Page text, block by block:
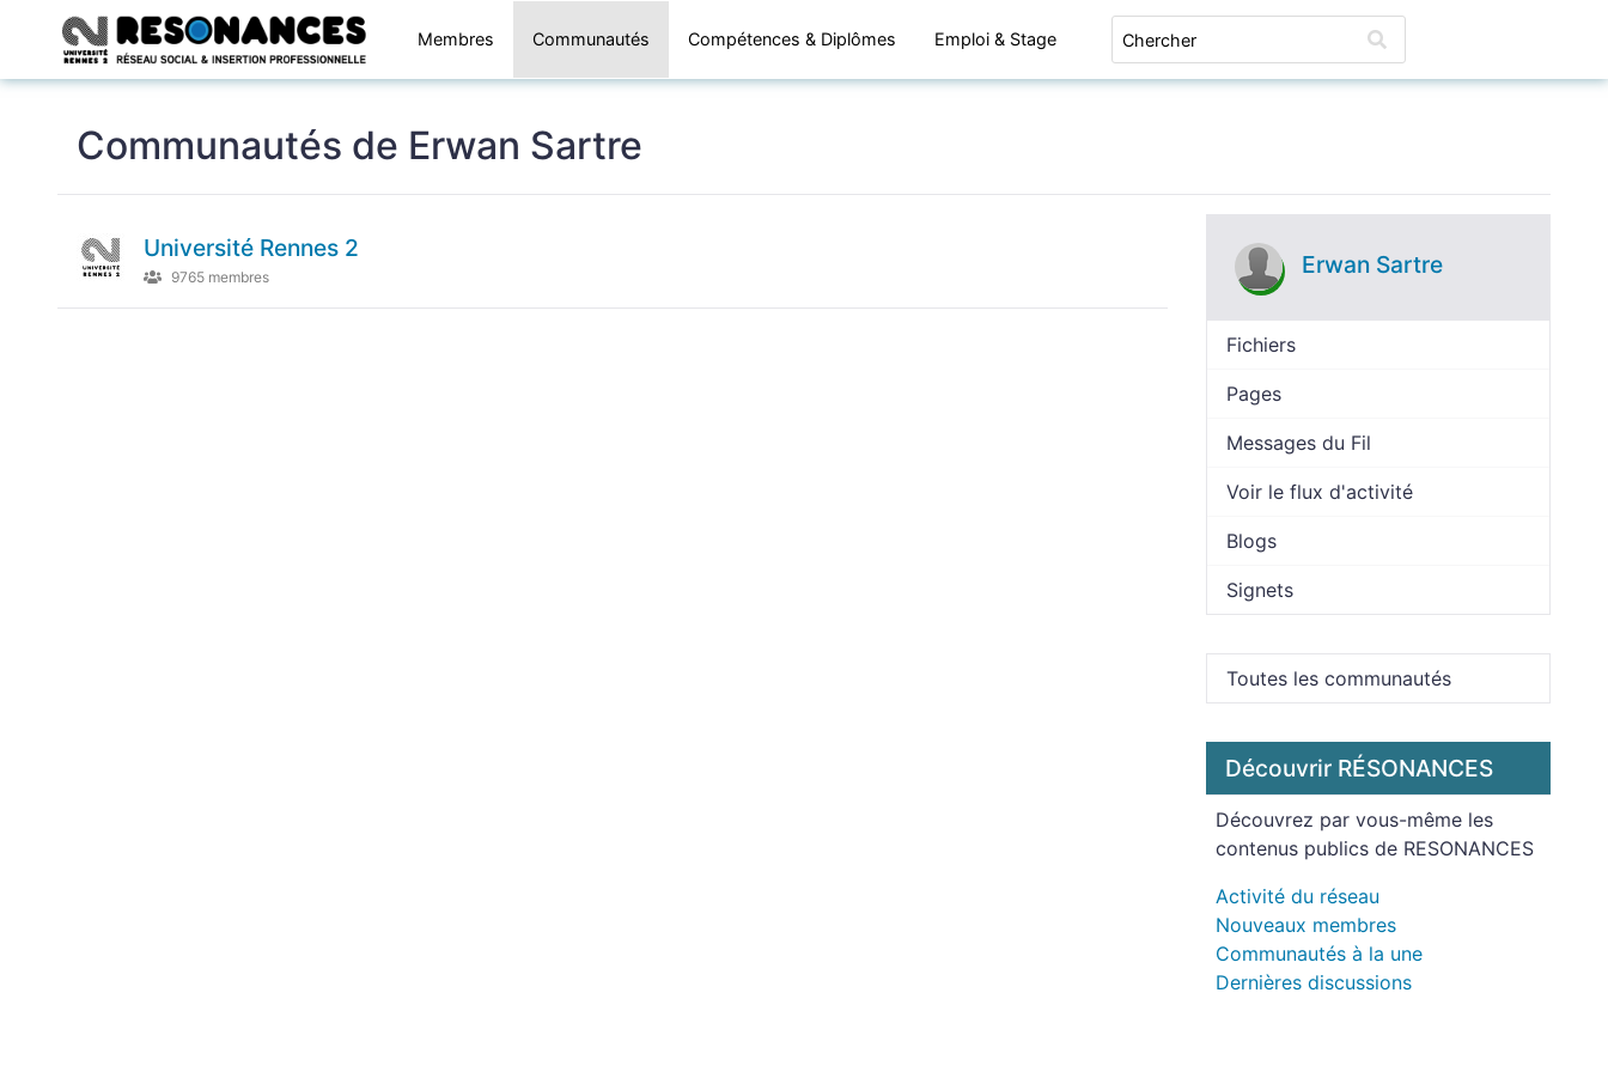
Membres Communautés Compétences & Diplômes Emploi & Stage
Communautés de Erwan Sartre
Université Rennes 2
9765 membres Erwan Sartre
Fichiers
Pages
Messages du Fil
Voir le flux d'activité
Blogs
Signets
Toutes les communautés
Découvrir RÉSONANCES
Découvrez par vous-même les
contenus publics de RESONANCES
Activité du réseau
Nouveaux membres
Communautés à la une
Dernières discussions